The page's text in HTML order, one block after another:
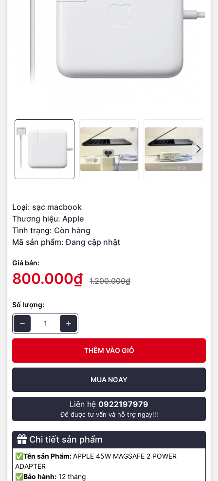
Loại: sạc macbook
Thương hiệu: Apple
Tình trạng: Còn hàng
Mã sản phẩm: Đang cập nhật
Giá bán:
800.000₫ 1.200.000₫
Số lượng:
THÊM VÀO GIỎ
MUA NGAY
Liên hệ 0922197979
Để được tư vấn và hỗ trợ ngay!!!
Chi tiết sản phẩm
✅Tên sản Phẩm:APPLE 45W MAGSAFE 2 POWER
ADAPTER
✅Bảo hành: 12 tháng
Chính hãng Apple:Đảm bảo chất lượng, bảo hành 12 tháng.
Nam châm MagSafe 2 tự ngắt khi bị kéo mạnh,
An toàn dòng điện:
Chống nóng, chống va đập, bảo vệ pin tối
Thông số
Chi tiết
45W
Kết nối
MagSafe 2 (nam châm từ tính)
Tình trạng
Mới 100%, không hộp
Bảo hành
12 tháng
🖼️ Hình ảnh sản phẩm & cửa hàng
⭐ Đánh giá khách hàng trên Google Maps